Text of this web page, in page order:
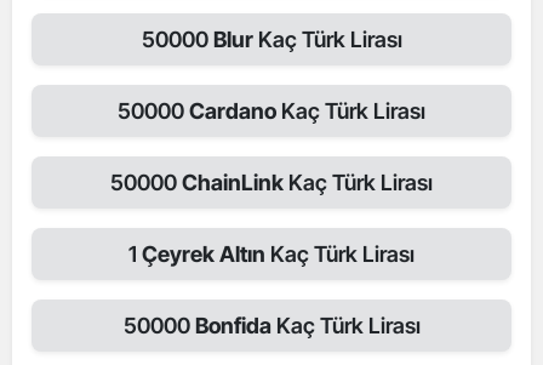
50000Blur Kaç Türk Lirası
50000Cardano Kaç Türk Lirası
50000ChainLink Kaç Türk Lirası
1 Çeyrek Altın Kaç Türk Lirası
50000Bonfida Kaç Türk Lirası